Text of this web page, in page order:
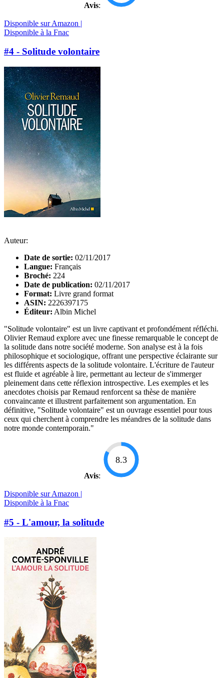
Avis:
Disponible sur Amazon |
Disponible à la Fnac
#4 - Solitude volontaire
Auteur:
Date de sortie: 02/11/2017
Langue: Français
Broché: 224
Date de publication: 02/11/2017
Format: Livre grand format
ASIN: 2226397175
Éditeur: Albin Michel
"Solitude volontaire" est un livre captivant et profondément réfléchi.
Olivier Remaud explore avec une finesse remarquable le concept de
la solitude dans notre société moderne. Son analyse est à la fois
philosophique et sociologique, offrant une perspective éclairante sur
les différents aspects de la solitude volontaire. L'écriture de l'auteur
est fluide et agréable à lire, permettant au lecteur de s'immerger
pleinement dans cette réflexion introspective. Les exemples et les
anecdotes choisis par Remaud renforcent sa thèse de manière
convaincante et illustrent parfaitement son argumentation. En
définitive, "Solitude volontaire" est un ouvrage essentiel pour tous
ceux qui cherchent à comprendre les méandres de la solitude dans
notre monde contemporain."
Avis:
8.3
Disponible sur Amazon |
Disponible à la Fnac
#5 - L'amour, la solitude